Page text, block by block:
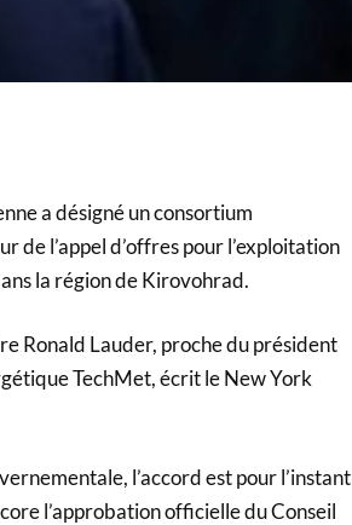
a désigné un consortium
de l’appel d’offres pour l’exploitation
la région de Kirovohrad.
Ronald Lauder, proche du président
TechMet, écrit le New York
l’accord est pour l’instant
l’approbation officielle du Conseil